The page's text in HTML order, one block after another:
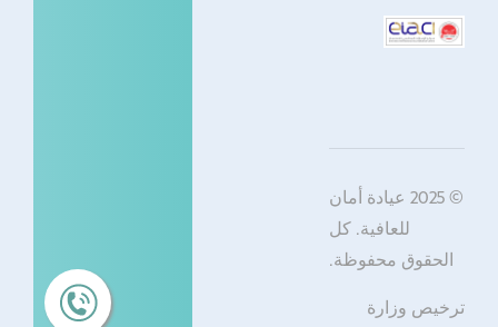
© 2025 عيادة أمان
للعافية. كل
الحقوق محفوظة.
ترخيص وزارة